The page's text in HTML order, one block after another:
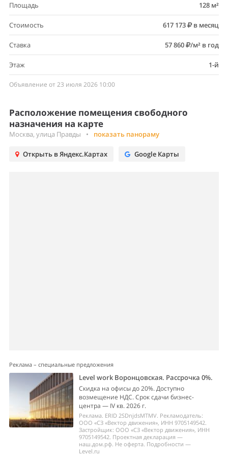
Площадь 128 м²
Стоимость 617 173 в месяц
Ставка 57 860 /м² в год
Этаж 1-й
Объявление от 23 июля 2026 10:00
Расположение помещения свободного
назначения на карте
Москва, улица Правды • показать панораму
Открыть в Яндекс.Картах Google Карты
Реклама – специальные предложения
Level work Воронцовская. Рассрочка 0%.
Скидка на офисы до 20%. Доступно
возмещение НДС. Срок сдачи бизнес-
центра — IV кв. 2026 г.
Реклама. ERID 2SDnjdsMTMV. Рекламодатель:
ООО «СЗ «Вектор движения», ИНН 9705149542.
Застройщик: ООО «СЗ «Вектор движения», ИНН
9705149542. Проектная декларация —
наш.дом.рф. Не оферта. Подробности —
Level.ru